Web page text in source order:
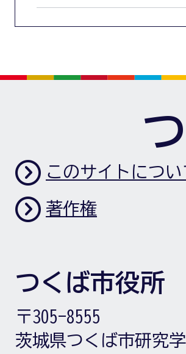
このサイトについ
著作権
つくば市役所
〒305-8555
茨城県つくば市研究